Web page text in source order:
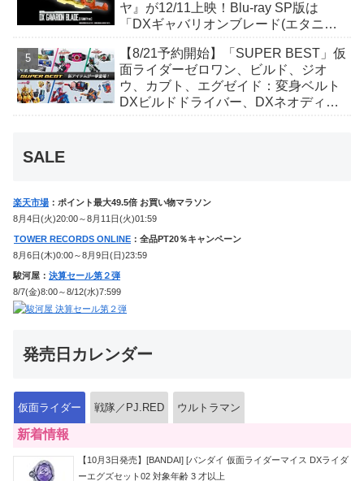
ヤ』が12/11上映！Blu-ray SP版は
「DXギャバリオンブレード(エタニテ
か豪華特典付き！
【8/21予約開始】「SUPER BEST」仮
面ライダーゼロワン、ビルド、ジオ
ウ、カブト、エグゼイド：変身ベルト
DXビルドドライバー、DXネオディケ
SALE
楽天市場 ：ポイント最大49.5倍 お買い物マラソン
8月4日(火)20:00～8月11日(火)01:59
TOWER RECORDS ONLINE ：全品PT20％キャンペーン
8月6日(木)0:00～8月9日(日)23:59
駿河屋： 決算セール第２弾
8/7(金)8:00～8/12(水)7:599
発売日カレンダー
仮面ライダー 戦隊／PJ.RED ウルトラマン
新着情報
【10月3日発売】[BANDAI] [バンダイ 仮面ライダーマイス DXライダ
ーエグズセット02 対象年齢 3 才以上